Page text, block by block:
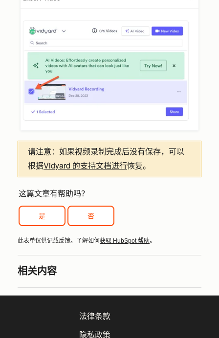
请注意： 如果视频录制完成后没有保存，可以
根据Vidyard 的支持文档进行恢复。
这篇文章有帮助吗？
是 否
此表单仅供记载反馈。了解如何 获取 HubSpot 帮助。
相关内容
法律条款
隐私政策